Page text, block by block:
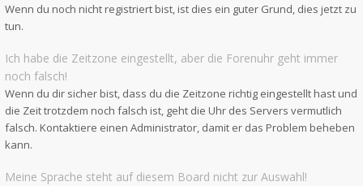
Wenn du noch nicht registriert bist, ist dies ein guter Grund, dies jetzt zu
tun.
Ich habe die Zeitzone eingestellt, aber die Forenuhr geht immer
noch falsch!
Wenn du dir sicher bist, dass du die Zeitzone richtig eingestellt hast und
die Zeit trotzdem noch falsch ist, geht die Uhr des Servers vermutlich
falsch. Kontaktiere einen Administrator, damit er das Problem beheben
kann.
Meine Sprache steht auf diesem Board nicht zur Auswahl!